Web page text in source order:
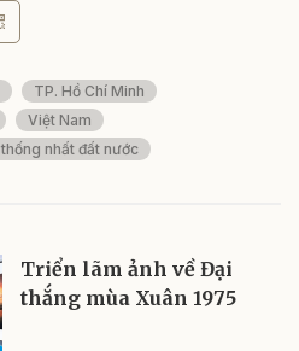
TP. Hồ Chí Minh
Việt Nam
thống nhất đất nước
Triển lãm ảnh về Đại
thắng mùa Xuân 1975